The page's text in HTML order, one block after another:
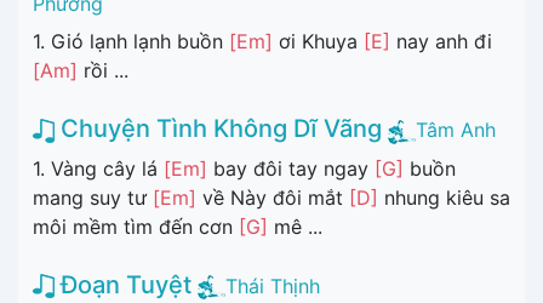
1. Gió lạnh lạnh buồn [Em] ơi Khuya [E] nay anh đi
[Am] rồi ...
Chuyện Tình Không Dĩ Vãng
Tâm Anh
1. Vàng cây lá [Em] bay đôi tay ngay [G] buồn
mang suy tư [Em] về Này đôi mắt [D] nhung kiêu sa
môi mềm tìm đến cơn [G] mê ...
Đoạn Tuyệt
Thái Thịnh